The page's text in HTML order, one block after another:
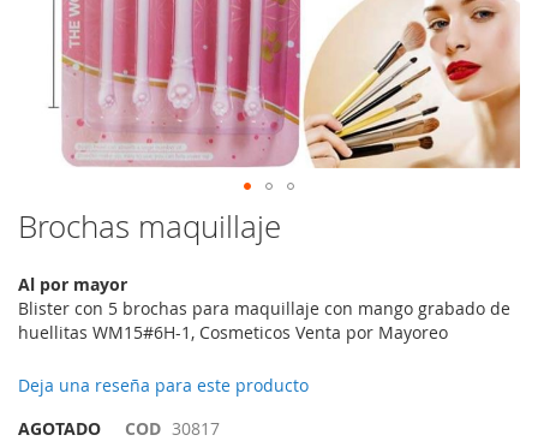
Saltar
al
de
la
galería
imágenes
Brochas maquillaje
Al por mayor
Blister con 5 brochas para maquillaje con mango grabado de
huellitas WM15#6H-1, Cosmeticos Venta por Mayoreo
Deja una reseña para este producto
AGOTADO
COD 30817